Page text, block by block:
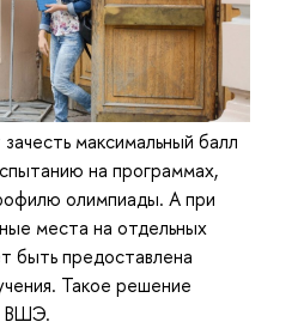
максимальный балл
на программах,
олимпиады. А при
места на отдельных
быть предоставлена
Такое решение
ВШЭ.